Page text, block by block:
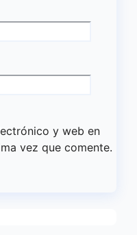
y web en
vez que comente.